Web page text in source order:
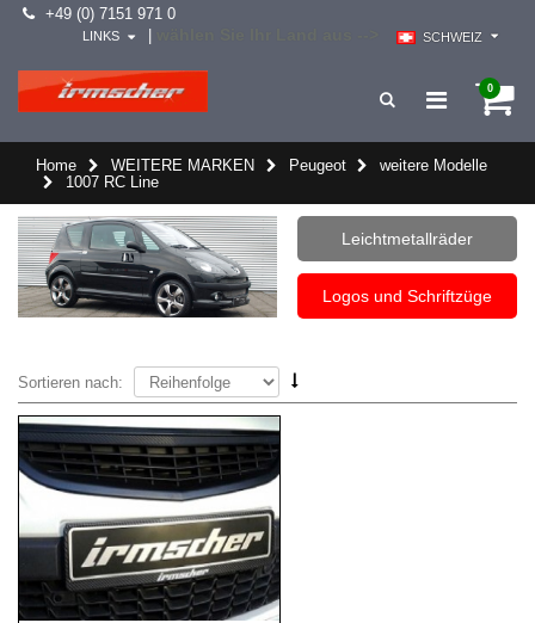
+49 (0) 7151 971 0
SCHWEIZ
LINKS
0
Home WEITERE MARKEN Peugeot
weitere Modelle
1007 RC Line
Leichtmetallräder
Logos und Schriftzüge
Sortieren nach: